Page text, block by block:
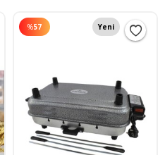
%57 Yeni